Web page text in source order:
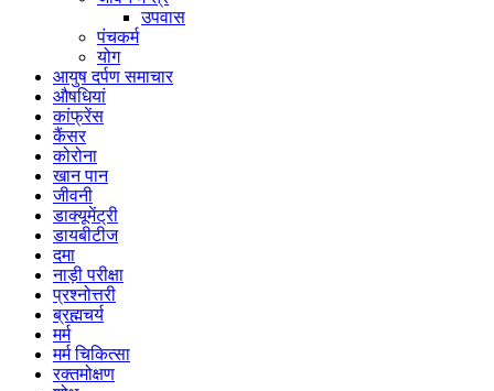
उपवास
पंचकर्म
योग
आयुष दर्पण समाचार
औषधियां
कांफ्रेंस
कैंसर
कोरोना
खान पान
जीवनी
डाक्यूमेंट्री
डायबीटीज
दमा
नाड़ी परीक्षा
प्रश्नोत्तरी
ब्रह्मचर्य
मर्म
मर्म चिकित्सा
रक्तमोक्षण